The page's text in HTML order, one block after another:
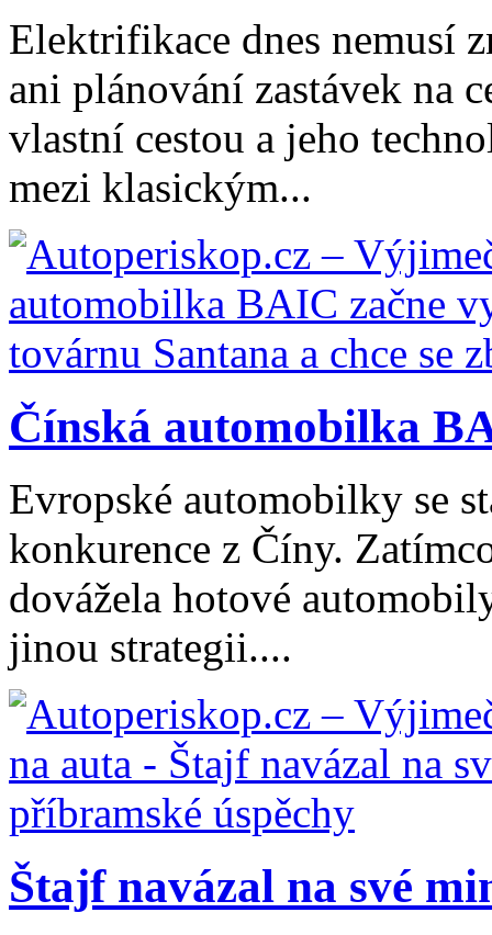
Elektrifikace dnes nemusí
ani plánování zastávek na
vlastní cestou a jeho
mezi klasickým...
Čínská automobilka
Evropské automobilky se
konkurence z Číny.
dovážela hotové
jinou strategii....
Štajf navázal na své